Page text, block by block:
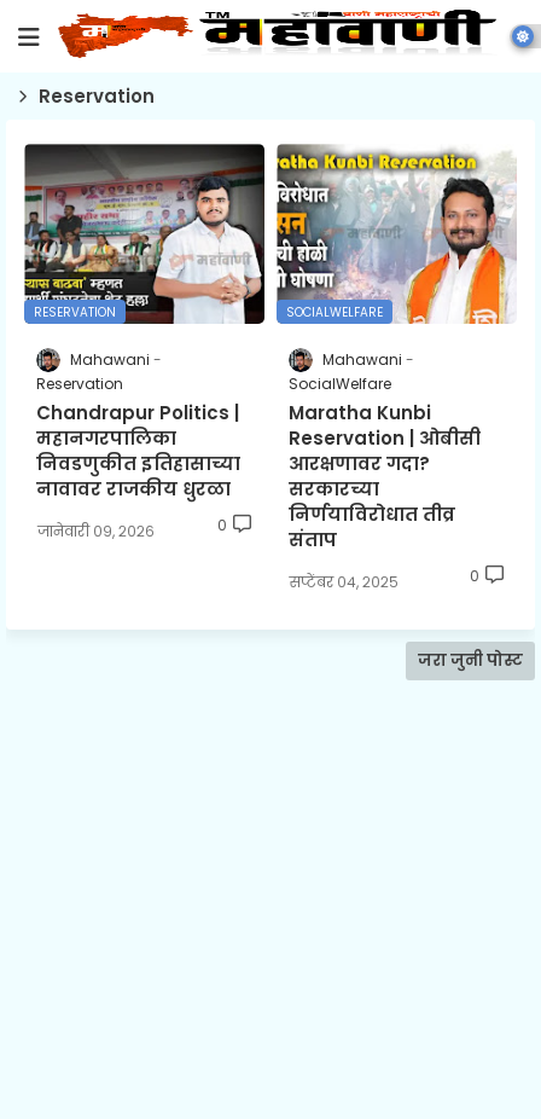
Reservation
RESERVATION
Mahawani
Reservation
Chandrapur Politics |
महानगरपालिका
निवडणुकीत इतिहासाच्या
नावावर राजकीय धुरळा
जानेवारी ०९, २०२६ 0
SOCIALWELFARE
Mahawani
SocialWelfare
Maratha Kunbi
Reservation | ओबीसी
आरक्षणावर गदा?
सरकारच्या
निर्णयाविरोधात तीव्र
संताप
सप्टेंबर ०४, २०२५ 0
जरा जुनी पोस्ट